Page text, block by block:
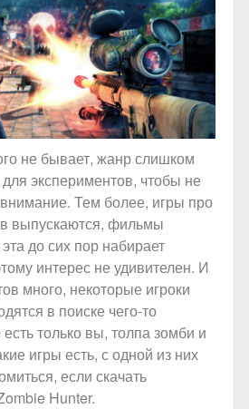
не бывает, жанр слишком
экспериментов, чтобы не
Тем более, игры про
выпускаются, фильмы
до сих пор набирает
интерес не удивителен. И
много, некоторые игроки
в поиске чего-то
есть только вы, толпа зомби и
игры есть, с одной из них
если скачать
Hunter.